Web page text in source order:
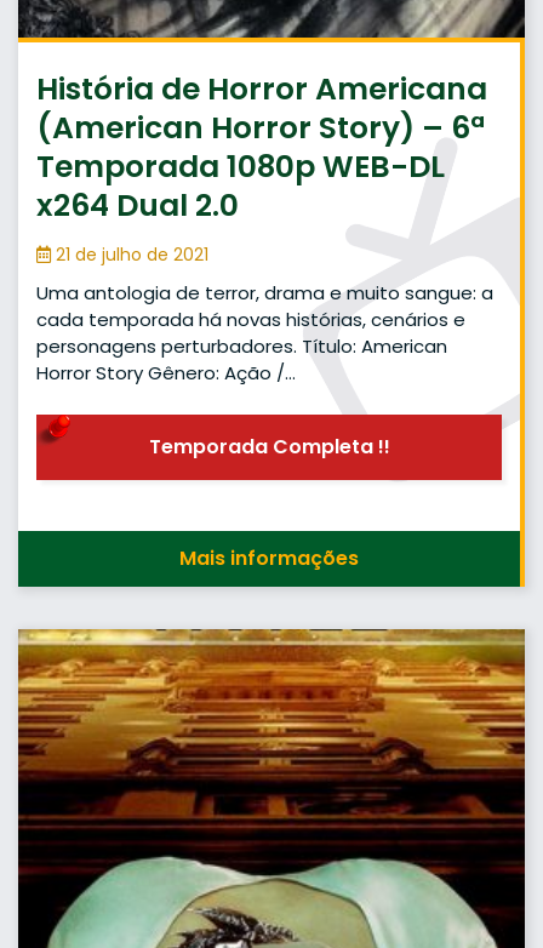
História de Horror Americana
(American Horror Story) – 6ª
Temporada 1080p WEB-DL
x264 Dual 2.0
21 de julho de 2021
Uma antologia de terror, drama e muito sangue: a
cada temporada há novas histórias, cenários e
personagens perturbadores. Título: American
Horror Story Gênero: Ação /…
Temporada Completa !!
Mais informações